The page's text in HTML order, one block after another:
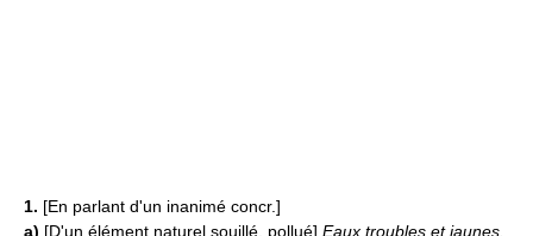
1. [En parlant d'un inanimé concr.]
a) [D'un élément naturel souillé, pollué] Eaux troubles et jaunes.